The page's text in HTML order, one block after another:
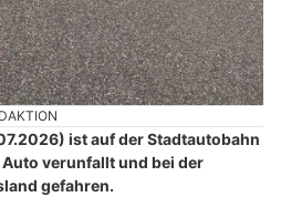
ist auf der Stadtautobahn
verunfallt und bei der
gefahren.